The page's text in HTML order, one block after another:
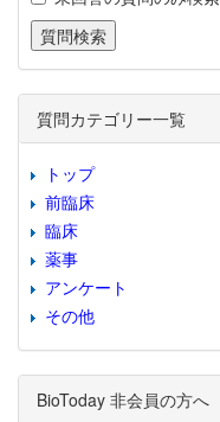
質問カテゴリー一覧
トップ
前臨床
臨床
薬事
アンケート
その他
BioToday 非会員の方へ